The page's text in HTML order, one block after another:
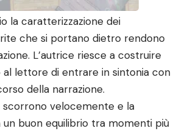
la caratterizzazione dei
che si portano dietro rendono
L’autrice riesce a costruire
lettore di entrare in sintonia con
della narrazione.
scorrono velocemente e la
un buon equilibrio tra momenti più